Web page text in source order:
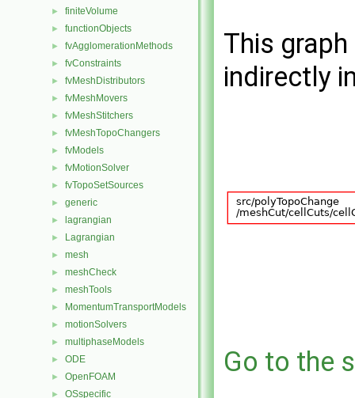
► finiteVolume
► functionObjects
► fvAgglomerationMethods
► fvConstraints
► fvMeshDistributors
► fvMeshMovers
► fvMeshStitchers
► fvMeshTopoChangers
► fvModels
► fvMotionSolver
► fvTopoSetSources
► generic
► lagrangian
► Lagrangian
► mesh
► meshCheck
► meshTools
► MomentumTransportModels
► motionSolvers
► multiphaseModels
► ODE
► OpenFOAM
► OSspecific
This
indirectly
Go to the